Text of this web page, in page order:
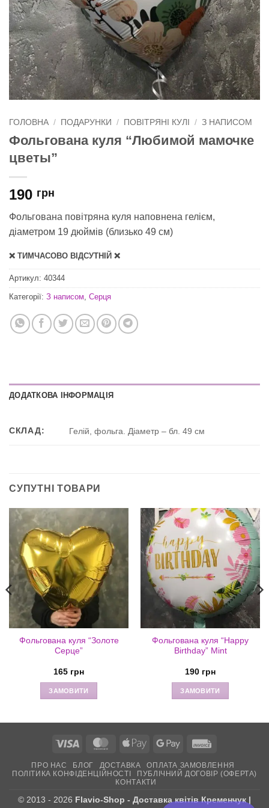
ГОЛОВНА / ПОДАРУНКИ / ПОВІТРЯНІ КУЛІ / З НАПИСОМ
Фольгована куля “Любимой мамочке
цветы”
190 грн
Фольгована повітряна куля наповнена гелієм,
діаметром 19 дюймів (близько 49 см)
❌ ТИМЧАСОВО ВІДСУТНІЙ ❌
Артикул: 40344
Категорії: З написом, Серця
ДОДАТКОВА ІНФОРМАЦІЯ
СКЛАД: Гелій, фольга. Діаметр – бл. 49 см
СУПУТНІ ТОВАРИ
Фольгована куля “Золоте
Серце”
165 грн
ЗАМОВИТИ
Фольгована куля “Happy
Birthday” Mint
190 грн
ЗАМОВИТИ
Visa MasterCardApple
Google
ПРО НАС БЛОГ ДОСТАВКА
ОПЛАТА ЗАМОВЛЕННЯ
ПОЛІТИКА КОНФІДЕНЦІЙНОСТІ
ПУБЛІЧНИЙ ДОГОВІР (ОФЕРТА)
КОНТАКТИ
© 2013 - 2026 Flavio-Shop - Доставка квітів Кременчук |